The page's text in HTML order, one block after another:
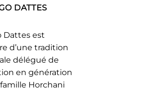
DATTES
Dattes est
d’une tradition
délégué de
en génération
Horchani